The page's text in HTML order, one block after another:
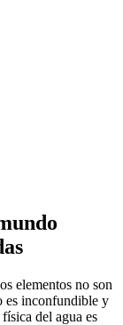
elementos no son
es inconfundible y
del agua es